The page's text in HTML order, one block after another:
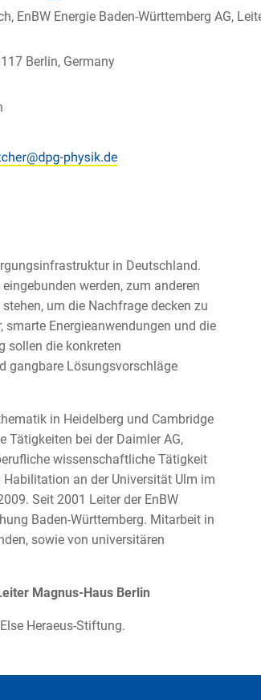
EnBW Energie Baden-Württemberg AG,
Berlin, Germany
in Deutschland.
werden, zum anderen
um die Nachfrage decken zu
Energieanwendungen und die
sollen die konkreten
gangbare Lösungsvorschläge
in Heidelberg und Cambridge
Tätigkeiten bei der Daimler AG,
wissenschaftliche Tätigkeit
an der Universität Ulm im
Seit 2001 Leiter der EnBW
Baden-Württemberg. Mitarbeit in
sowie von universitären
Magnus-Haus Berlin
Heraeus-Stiftung.